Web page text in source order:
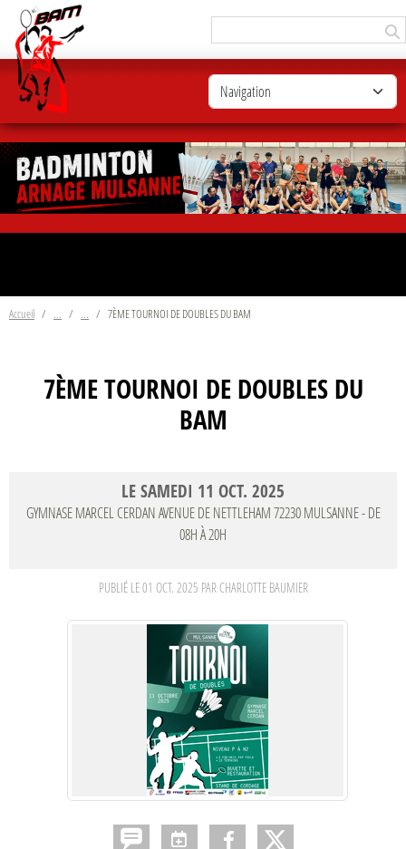
Accueil 7ÈME TOURNOI DE DOUBLES DU BAM
7ÈME TOURNOI DE DOUBLES DU
BAM
LESAMEDI 11 OCT. 2025
GYMNASE MARCEL CERDAN AVENUE DE NETTLEHAM72230 MULSANNE- DE
08H À 20H
PUBLIÉ LE01 OCT. 2025 PAR CHARLOTTE BAUMIER
Panneau de gestion des cookies